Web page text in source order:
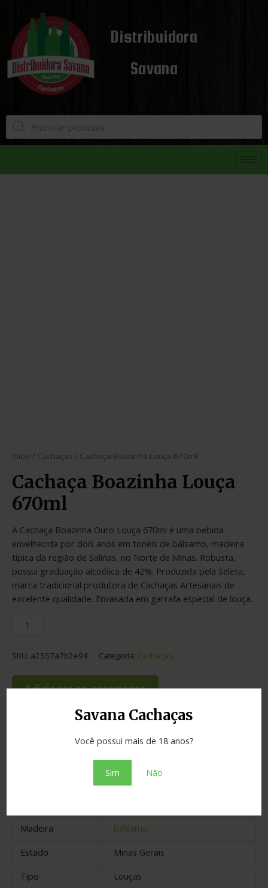
Savana Cachaças
Você possui mais de 18 anos?
Sim Não
Distribuidora
Savana
Início / Cachaças / Cachaça Boazinha Louça 670ml
Cachaça Boazinha Louça
670ml
A Cachaça Boazinha Ouro Louça 670ml é uma bebida
envelhecida por dois anos em tonéis de bálsamo, madeira
típica da região de Salinas, no Norte de Minas. Robusta,
possui graduação alcoólica de 42%. Produzida pela Seleta,
marca tradicional produtora de Cachaças Artesanais de
excelente qualidade. Envasada em garrafa especial de louça.
SKU: a2557a7b2e94 Categoria: Cachaças
Adicionar ao orçamento
Informação adicional
Madeira
bálsamo
Estado
Minas Gerais
Tipo
Louças